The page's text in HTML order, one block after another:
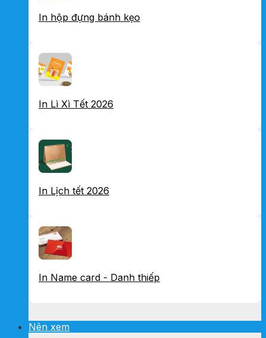
In hộp đựng bánh kẹo
In Lì Xì Tết 2026
In Lịch tết 2026
In Name card - Danh thiếp
Nên xem